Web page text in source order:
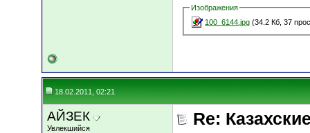
Изображения
100_6144.jpg (34.2 Кб, 37
18.02.2011, 02:21
АЙЗЕК
Увлекшийся
Re: